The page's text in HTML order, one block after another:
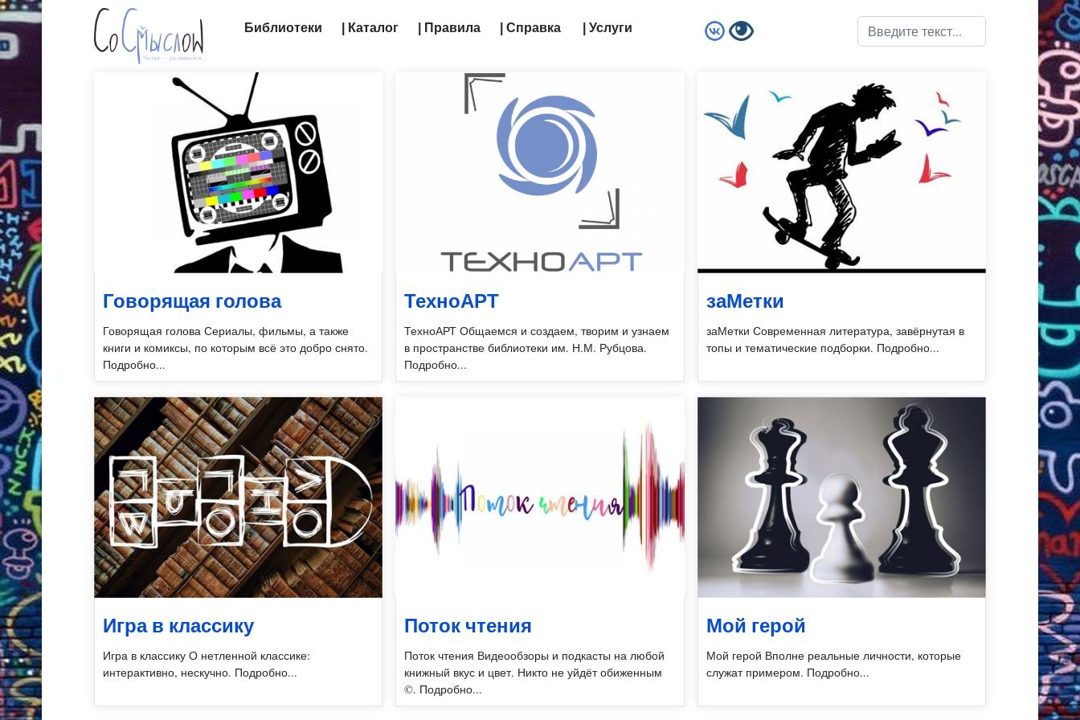
Библиотеки | Каталог | Правила | Справка | Услуги
Говорящая голова
Говорящая голова Сериалы, фильмы, а также
книги и комиксы, по которым всё это добро снято.
Подробно...
ТехноАРТ
ТехноАРТ Общаемся и создаем, творим и узнаем
в пространстве библиотеки им. Н.М. Рубцова.
Подробно...
заМетки
заМетки Современная литература, завёрнутая в
топы и тематические подборки. Подробно...
Игра в классику
Игра в классику О нетленной классике:
интерактивно, нескучно. Подробно...
Поток чтения
Поток чтения Видеообзоры и подкасты на любой
книжный вкус и цвет. Никто не уйдёт обиженным
©. Подробно...
Мой герой
Мой герой Вполне реальные личности, которые
служат примером. Подробно...